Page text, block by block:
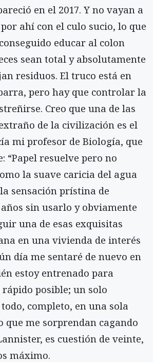
en el 2017. Y no vayan a
ahí con el culo sucio, lo que
educar al colon
sean total y absolutamente
residuos. El truco está en
pero hay que controlar la
Creo que una de las
de la civilización es el
mi profesor de Biología, que
“Papel resuelve pero no
la suave caricia del agua
sensación prístina de
sin usarlo y obviamente
una de esas exquisitas
en una vivienda de interés
día me sentaré de nuevo en
estoy entrenado para
posible; un solo
completo, en una sola
que me sorprendan cagando
es cuestión de veinte,
máximo.